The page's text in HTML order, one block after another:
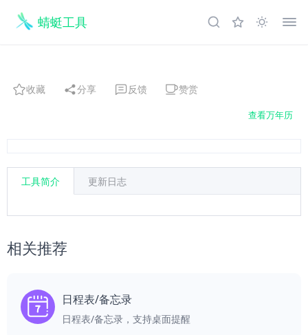
蜻蜓工具
收藏 分享 反馈 赞赏
查看万年历
工具简介 更新日志
相关推荐
日程表/备忘录
日程表/备忘录，支持桌面提醒